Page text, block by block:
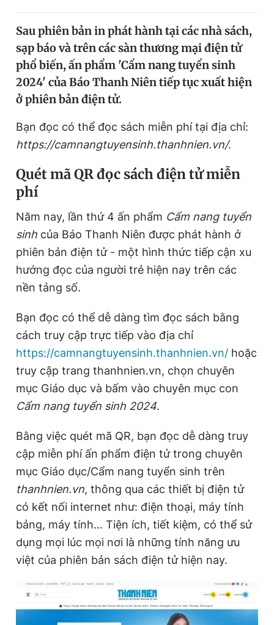
Tin thị trường Tin 360
Video Magazine
Sản phẩm khác
Tiện ích Bạn cần biết
Thông tin tòa soạn
Đọc Thanh Niên trên điện thoại
Theo dõi báo trên
Hotline
0906 645 777
Liên hệ quảng cáo
0908 780 404
Đặt báo Quảng cáo RSS Tòa soạn Chính sách bảo
Tổng biên tập: Nguyễn Ngọc Toàn
Phó tổng biên tập thường trực: Hải Thành
Phó tổng biên tập: Trần Việt Hưng
Tổng thư ký tòa soạn: Đức Trung
Giấy phép xuất bản số 110/GP - BTTTT cấp ngày 24.3.2020
© 2003-2026 Bản quyền thuộc về Báo Thanh Niên. Cấm sao
chép dưới mọi hình thức nếu không có sự chấp thuận bằng văn
bản. Phát triển bởi ePi Technologies, JSC.
Đăng xuất
Sau phiên bản in phát hành tại các nhà sách,
sạp báo và trên các sàn thương mại điện tử
phổ biến, ấn phẩm 'Cẩm nang tuyển sinh
2024' của Báo Thanh Niên tiếp tục xuất hiện
ở phiên bản điện tử.
Bạn đọc có thể đọc sách miễn phí tại địa chỉ:
https://camnangtuyensinh.thanhnien.vn/.
Quét mãQRđọc sách điện tửmiễn
phí
Năm nay, lần thứ 4 ấn phẩm Cẩm nang tuyển
sinh của Báo Thanh Niên được phát hành ở
phiên bản điện tử - một hình thức tiếp cận xu
hướng đọc của người trẻ hiện nay trên các
nền tảng số.
Bạn đọc có thể dễ dàng tìm đọc sách bằng
cách truy cập trực tiếp vào địa chỉ
https://camnangtuyensinh.thanhnien.vn/ hoặc
truy cập trang thanhnien.vn, chọn chuyên
mục Giáo dục và bấm vào chuyên mục con
Cẩm nang tuyển sinh 2024.
Bằng việc quét mã QR, bạn đọc dễ dàng truy
cập miễn phí ấn phẩm điện tử trong chuyên
mục Giáo dục/Cẩm nang tuyển sinh trên
thanhnien.vn, thông qua các thiết bị điện tử
có kết nối internet như: điện thoại, máy tính
bảng, máy tính… Tiện ích, tiết kiệm, có thể sử
dụng mọi lúc mọi nơi là những tính năng ưu
việt của phiên bản sách điện tử hiện nay.